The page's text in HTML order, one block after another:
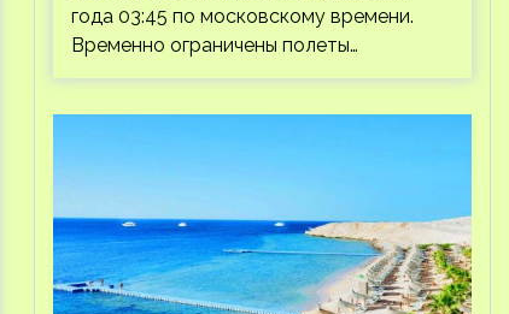
года 03:45 по московскому времени.
Временно ограничены полеты…